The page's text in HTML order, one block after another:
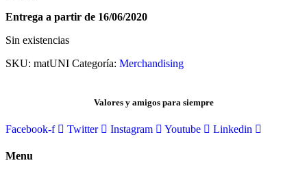
Entrega a partir de 16/06/2020
Sin existencias
SKU: matUNI Categoría: Merchandising
Valores y amigos para siempre
Facebook-f Twitter Instagram Youtube Linkedin
Menu